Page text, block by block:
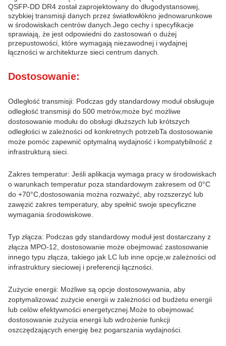
QSFP-DD DR4 został zaprojektowany do długodystansowej,
szybkiej transmisji danych przez światłowłókno jednowarunkowe
w środowiskach centrów danych.Jego cechy i specyfikacje
sprawiają, że jest odpowiedni do zastosowań o dużej
przepustowości, które wymagają niezawodnej i wydajnej
łączności w architekturze sieci centrum danych.
Dostosowanie:
Odległość transmisji: Podczas gdy standardowy moduł obsługuje
odległość transmisji do 500 metrów,może być możliwe
dostosowanie modułu do obsługi dłuższych lub krótszych
odległości w zależności od konkretnych potrzebTa dostosowanie
może pomóc zapewnić optymalną wydajność i kompatybilność z
infrastrukturą sieci.
Zakres temperatur: Jeśli aplikacja wymaga pracy w środowiskach
o warunkach temperatur poza standardowym zakresem od 0°C
do +70°C,dostosowania można rozważyć, aby rozszerzyć lub
zawęzić zakres temperatury, aby spełnić swoje specyficzne
wymagania środowiskowe.
Typ złącza: Podczas gdy standardowy moduł jest dostarczany z
złącza MPO-12, dostosowanie może obejmować zastosowanie
innego typu złącza, takiego jak LC lub inne opcje,w zależności od
infrastruktury sieciowej i preferencji łączności.
Zużycie energii: Możliwe są opcje dostosowywania, aby
zoptymalizować zużycie energii w zależności od budżetu energii
lub celów efektywności energetycznej.Może to obejmować
dostosowanie zużycia energii lub wdrożenie funkcji
oszczędzających energię bez pogarszania wydajności.